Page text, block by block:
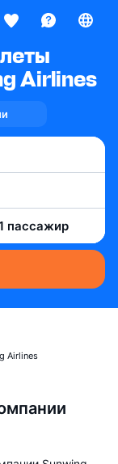
Airlines
пассажир
Airlines